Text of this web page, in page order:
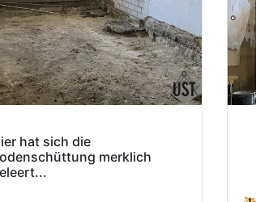
hat sich die
merklich